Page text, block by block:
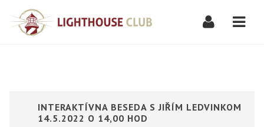
INTERAKTÍVNA BESEDA S JIŘÍM LEDVINKOM
14.5.2022 O 14,00 HOD